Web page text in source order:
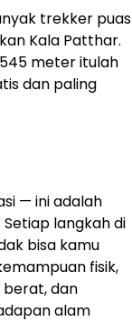
trekker puas
Kala Patthar.
meter itulah
dan paling
— ini adalah
langkah di
bisa kamu
fisik,
dan
alam